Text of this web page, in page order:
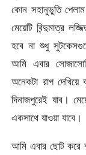
কোন সহানুভুতি
মেয়েটি বিন্দুমাত্র
হবে না শুধু
আমি এবার
অনেকটা রাগ
দিনাজপুরেই যাব।
একসাথে যাওয়া যাবে।
আমি এবার ছোট করে